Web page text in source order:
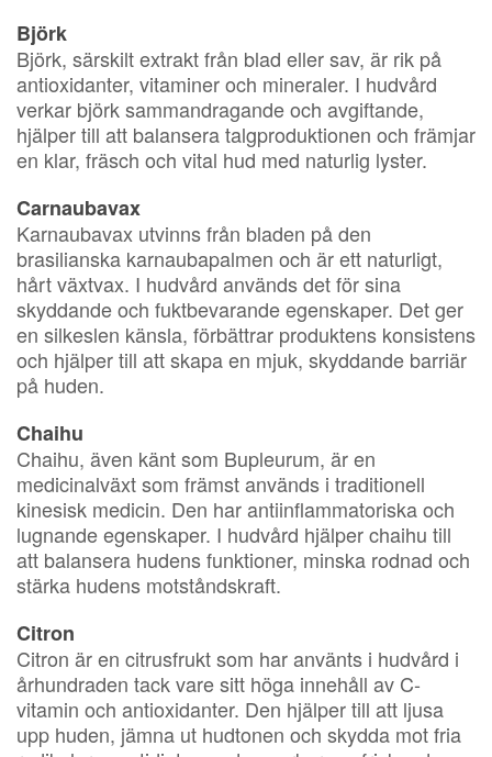
Björk
Björk, särskilt extrakt från blad eller sav, är rik på
antioxidanter, vitaminer och mineraler. I hudvård
verkar björk sammandragande och avgiftande,
hjälper till att balansera talgproduktionen och främjar
en klar, fräsch och vital hud med naturlig lyster.
Carnaubavax
Karnaubavax utvinns från bladen på den
brasilianska karnaubapalmen och är ett naturligt,
hårt växtvax. I hudvård används det för sina
skyddande och fuktbevarande egenskaper. Det ger
en silkeslen känsla, förbättrar produktens konsistens
och hjälper till att skapa en mjuk, skyddande barriär
på huden.
Chaihu
Chaihu, även känt som Bupleurum, är en
medicinalväxt som främst används i traditionell
kinesisk medicin. Den har antiinflammatoriska och
lugnande egenskaper. I hudvård hjälper chaihu till
att balansera hudens funktioner, minska rodnad och
stärka hudens motståndskraft.
Citron
Citron är en citrusfrukt som har använts i hudvård i
århundraden tack vare sitt höga innehåll av C-
vitamin och antioxidanter. Den hjälper till att ljusa
upp huden, jämna ut hudtonen och skydda mot fria